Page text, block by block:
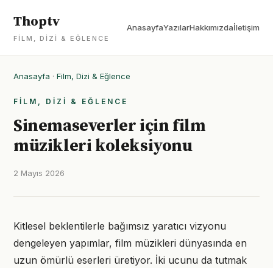
Thoptv
FILM, DIZI & EĞLENCE
AnasayfaYazılarHakkımızdaİletişim
Anasayfa · Film, Dizi & Eğlence
FILM, DIZI & EĞLENCE
Sinemaseverler için film
müzikleri koleksiyonu
2 Mayıs 2026
Kitlesel beklentilerle bağımsız yaratıcı vizyonu
dengeleyen yapımlar, film müzikleri dünyasında en
uzun ömürlü eserleri üretiyor. İki ucunu da tutmak